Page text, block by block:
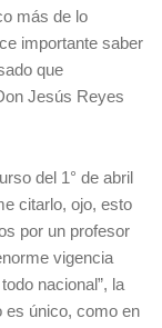
más de lo
importante saber
que
Jesús Reyes
del 1° de abril
citarlo, ojo, esto
por un profesor
vigencia
nacional”, la
es único, como en